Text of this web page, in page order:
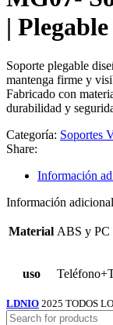
| Plegable
Soporte plegable
mantenga firme y
Fabricado con
durabilidad y
Categoría: Soportes
Share:
Información
Información adicional
Material ABS y PC
uso
LDNIO 2025 TODOS